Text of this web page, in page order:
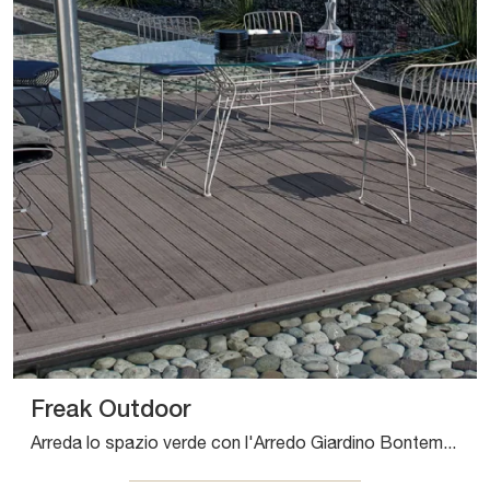
Freak Outdoor
Arreda lo spazio verde con l'Arredo Giardino Bontempi! Set e sedie da giardino in metallo, come il modello Freak Outdoor, ti attendono!